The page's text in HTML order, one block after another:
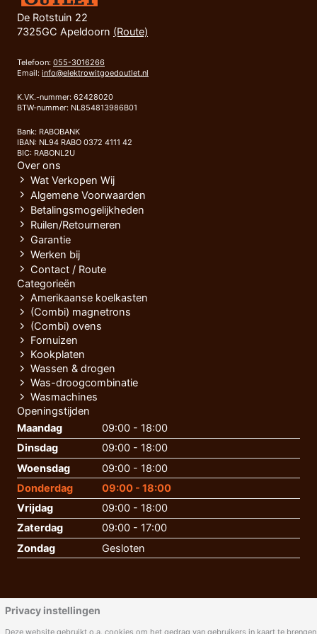
De Rotstuin 22
7325GC Apeldoorn (Route)
Telefoon: 055-3016266
Email: info@elektrowitgoedoutlet.nl
K.VK.-nummer: 62428020
BTW-nummer: NL854813986B01
Bank: RABOBANK
IBAN: NL94 RABO 0372 4111 42
BIC: RABONL2U
Over ons
Wat Verkopen Wij
Algemene Voorwaarden
Betalingsmogelijkheden
Ruilen/Retourneren
Garantie
Werken bij
Contact / Route
Categorieën
Amerikaanse koelkasten
(Combi) magnetrons
(Combi) ovens
Fornuizen
Kookplaten
Wassen & drogen
Was-droogcombinatie
Wasmachines
Openingstijden
Maandag
09:00 - 18:00
Dinsdag
09:00 - 18:00
Woensdag
09:00 - 18:00
Donderdag
09:00 - 18:00
Vrijdag
09:00 - 18:00
Zaterdag
09:00 - 17:00
Zondag
Gesloten
Privacy instellingen